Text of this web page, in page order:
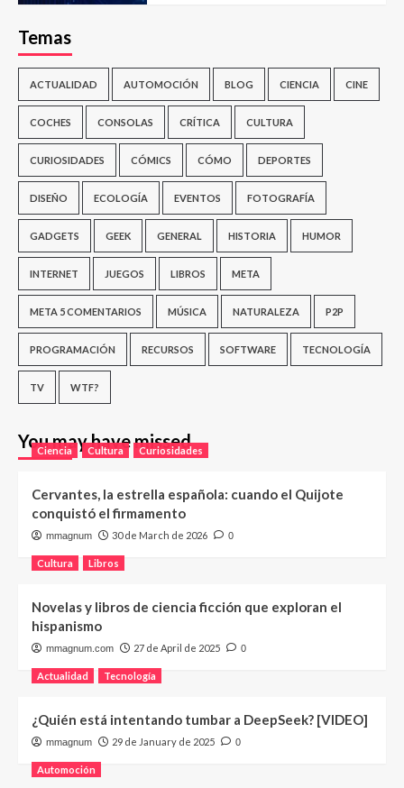
Temas
ACTUALIDAD AUTOMOCIÓN BLOG CIENCIA CINE
COCHES CONSOLAS CRÍTICA CULTURA
CURIOSIDADES CÓMICS CÓMO DEPORTES
DISEÑO ECOLOGÍA EVENTOS FOTOGRAFÍA
GADGETS GEEK GENERAL HISTORIA HUMOR
INTERNET JUEGOS LIBROS META
META 5 COMENTARIOS MÚSICA NATURALEZA P2P
PROGRAMACIÓN RECURSOS SOFTWARE TECNOLOGÍA
TV WTF?
You may have missed
Ciencia Cultura Curiosidades
Cervantes, la estrella española: cuando el Quijote
conquistó el firmamento
mmagnum 30 de March de 2026 0
Cultura Libros
Novelas y libros de ciencia ficción que exploran el
hispanismo
mmagnum.com 27 de April de 2025 0
Actualidad Tecnología
¿Quién está intentando tumbar a DeepSeek? [VIDEO]
mmagnum 29 de January de 2025 0
Automoción